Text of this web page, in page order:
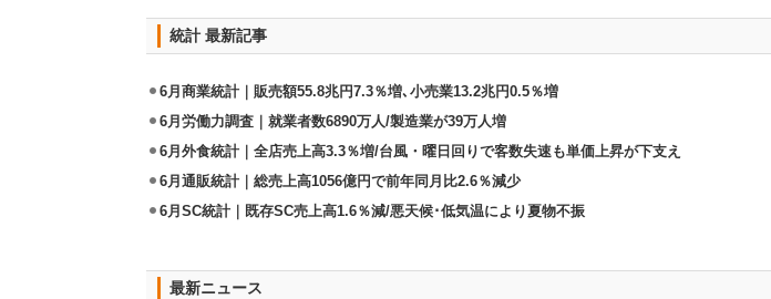
統計 最新記事
6月商業統計｜販売額55.8兆円7.3％増､小売業13.2兆円0.5％増
6月労働力調査｜就業者数6890万人/製造業が39万人増
6月外食統計｜全店売上高3.3％増/台風・曜日回りで客数失速も単価上昇が下支え
6月通販統計｜総売上高1056億円で前年同月比2.6％減少
6月SC統計｜既存SC売上高1.6％減/悪天候･低気温により夏物不振
最新ニュース